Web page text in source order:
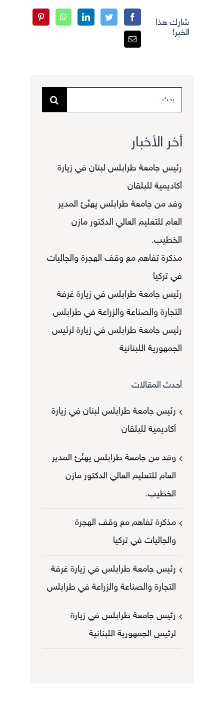
شارك هذا
الخبر!
البحث
عن:
أخر الأخبار
رئيس جامعة طرابلس لبنان في زيارة
أكاديمية للبلقان
وفد من جامعة طرابلس يهنّئ المدير
العام للتعليم العالي الدكتور مازن
الخطيب.
مذكرة تفاهم مع وقف الهجرة والجاليات
في تركيا
رئيس جامعة طرابلس في زيارة غرفة
التجارة والصناعة والزراعة في طرابلس
رئيس جامعة طرابلس في زيارة لرئيس
الجمهورية اللبنانية
أحدث المقالات
رئيس جامعة طرابلس لبنان في زيارة
أكاديمية للبلقان
وفد من جامعة طرابلس يهنّئ المدير
العام للتعليم العالي الدكتور مازن
الخطيب.
مذكرة تفاهم مع وقف الهجرة
والجاليات في تركيا
رئيس جامعة طرابلس في زيارة غرفة
التجارة والصناعة والزراعة في طرابلس
رئيس جامعة طرابلس في زيارة
لرئيس الجمهورية اللبنانية